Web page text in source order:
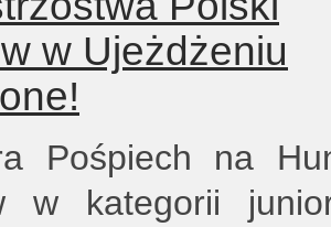
Pośpiech na
w kategorii